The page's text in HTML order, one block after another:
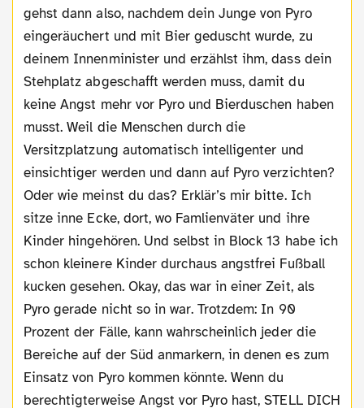
gehst dann also, nachdem dein Junge von Pyro
eingeräuchert und mit Bier geduscht wurde, zu
deinem Innenminister und erzählst ihm, dass dein
Stehplatz abgeschafft werden muss, damit du
keine Angst mehr vor Pyro und Bierduschen haben
musst. Weil die Menschen durch die
Versitzplatzung automatisch intelligenter und
einsichtiger werden und dann auf Pyro verzichten?
Oder wie meinst du das? Erklär’s mir bitte. Ich
sitze inne Ecke, dort, wo Famlienväter und ihre
Kinder hingehören. Und selbst in Block 13 habe ich
schon kleinere Kinder durchaus angstfrei Fußball
kucken gesehen. Okay, das war in einer Zeit, als
Pyro gerade nicht so in war. Trotzdem: In 90
Prozent der Fälle, kann wahrscheinlich jeder die
Bereiche auf der Süd anmarkern, in denen es zum
Einsatz von Pyro kommen könnte. Wenn du
berechtigterweise Angst vor Pyro hast, STELL DICH